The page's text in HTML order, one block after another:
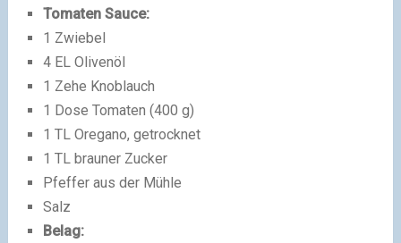
Tomaten Sauce:
1 Zwiebel
4 EL Olivenöl
1 Zehe Knoblauch
1 Dose Tomaten (400 g)
1 TL Oregano, getrocknet
1 TL brauner Zucker
Pfeffer aus der Mühle
Salz
Belag: